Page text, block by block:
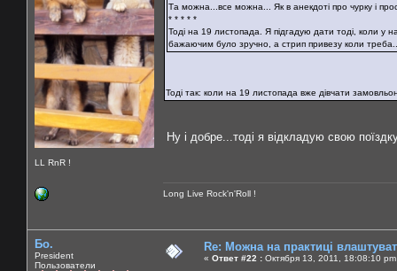
LL RnR !
Та можна...все можна... Як в анекдоті про чурку і
* * * * *
Тоді на 19 листопада. Я підгадую дати тоді, коли у
бажаючим було зручно, а стрип привезу коли
Тоді так: коли на 19 листопада вже дівчати
Ну і добре...тоді я відкладую свою
Long Live Rock'n'Roll !
Бо.
President
Пользователи
Re: Можна на практиці
« Ответ #22 : Октября 13, 2011, 18:08:10